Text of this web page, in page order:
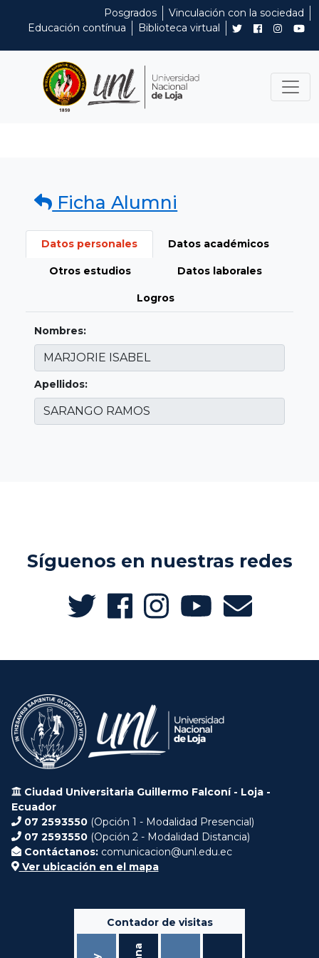
Posgrados
Vinculación con la sociedad
Educación contínua
Biblioteca virtual
Ficha Alumni
Datos personales Datos académicos
Otros estudios Datos laborales
Logros
Nombres:
Apellidos:
Síguenos en nuestras redes
Ciudad Universitaria Guillermo Falconí - Loja -
Ecuador
07 2593550 (Opción 1 - Modalidad Presencial)
07 2593550 (Opción 2 - Modalidad Distancia)
Contáctanos: comunicacion@unl.edu.ec
Ver ubicación en el mapa
Contador de visitas